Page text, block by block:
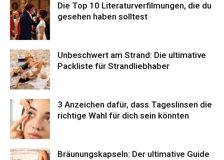
Die Top 10 Literaturverfilmungen, die du
gesehen haben solltest
Unbeschwert am Strand: Die ultimative
Packliste für Strandliebhaber
3 Anzeichen dafür, dass Tageslinsen die
richtige Wahl für dich sein könnten
Bräunungskapseln: Der ultimative Guide